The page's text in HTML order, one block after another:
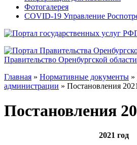
Фотогалерея
COVID-19 Управление
Правительство Оренбургской области
Главная » Нормативные документы »
администрации » Постановления
Постановления
2021 год